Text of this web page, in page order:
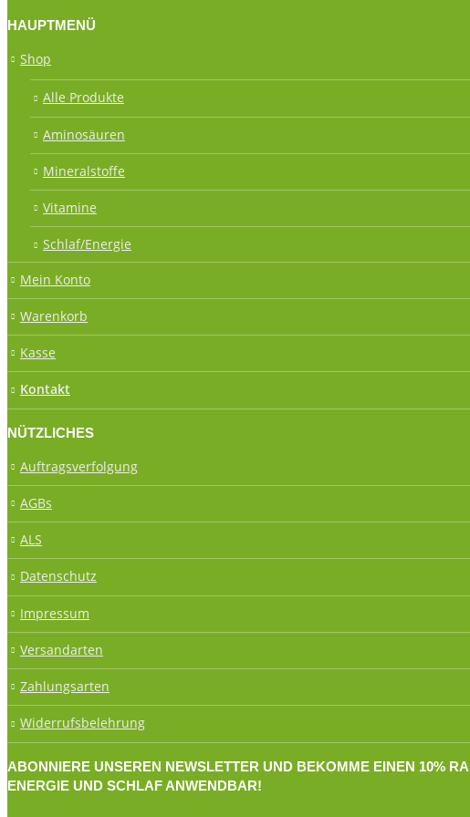
HAUPTMENÜ
Shop
Alle Produkte
Aminosäuren
Mineralstoffe
Vitamine
Schlaf/Energie
Mein Konto
Warenkorb
Kasse
Kontakt
NÜTZLICHES
Auftragsverfolgung
AGBs
ALS
Datenschutz
Impressum
Versandarten
Zahlungsarten
Widerrufsbelehrung
ABONNIERE UNSEREN NEWSLETTER UND BEKOMME EINEN 10%
ENERGIE UND SCHLAF ANWENDBAR!